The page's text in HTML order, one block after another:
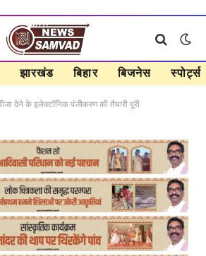
झारखंड बिहार बिजनेस स्पोर्ट्स
देने के इलेक्टॉनिक पंजीकरण की तैयारी पूरी